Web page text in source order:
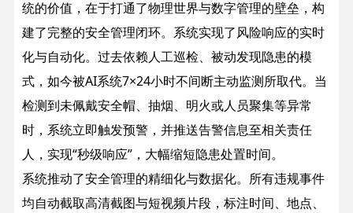
统的价值，在于打通了物理世界与数字管理的壁垒，构
建了完整的安全管理闭环。 系统实现了风险响应的实时
化与自动化。过去依赖人工巡检、被动发现隐患的模
式，如今被AI系统7×24小时不间断主动监测所取代。当
检测到未佩戴安全帽、抽烟、明火或人员聚集等异常
时，系统立即触发预警，并推送告警信息至相关责任
人，实现“秒级响应”，大幅缩短隐患处置时间。
系统推动了安全管理的精细化与数据化。所有违规事件
均自动截取高清截图与短视频片段，标注时间、地点、